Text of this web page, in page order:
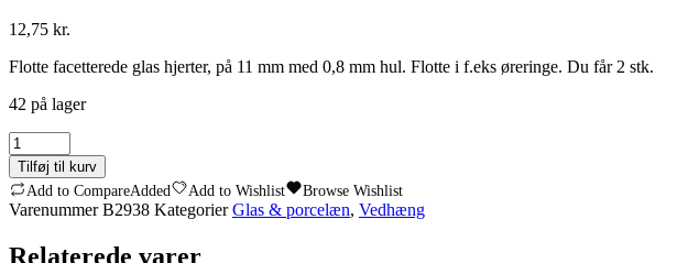
12,75 kr.
Flotte facetterede glas hjerter, på 11 mm med 0,8 mm hul. Flotte i f.eks øreringe. Du får 2 stk.
42 på lager
Glas
Facetteret
Hjerte
I
Rød
mm
Tilføj til kurv
Add to CompareAdded Add to Wishlist Browse Wishlist
VarenummerB2938 Kategorier Glas & porcelæn, Vedhæng
Relaterede varer